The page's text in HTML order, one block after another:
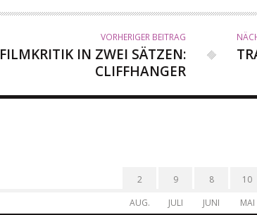
R
VORHERIGER BEITRAG
FILMKRITIK IN ZWEI SÄTZEN:
CLIFFHANGER
2
AUG.
9
JULI
8
JUNI
10
MAI